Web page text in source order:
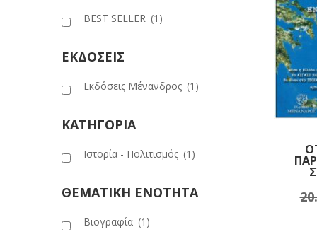
BEST SELLER (1)
ΕΚΔΟΣΕΙΣ
Εκδόσεις Μένανδρος (1)
ΚΑΤΗΓΟΡΙΑ
Ιστορία - Πολιτισμός (1)
ΘΕΜΑΤΙΚΗ ΕΝΟΤΗΤΑ
Βιογραφία (1)